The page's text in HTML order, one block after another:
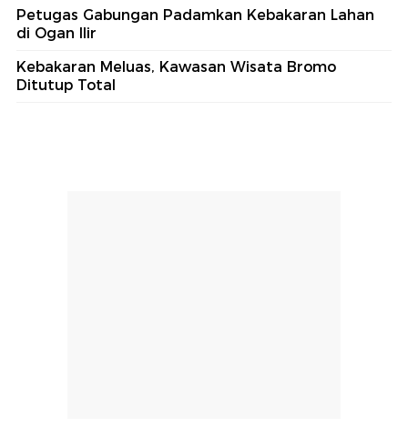
Petugas Gabungan Padamkan Kebakaran Lahan
di Ogan Ilir
Kebakaran Meluas, Kawasan Wisata Bromo
Ditutup Total